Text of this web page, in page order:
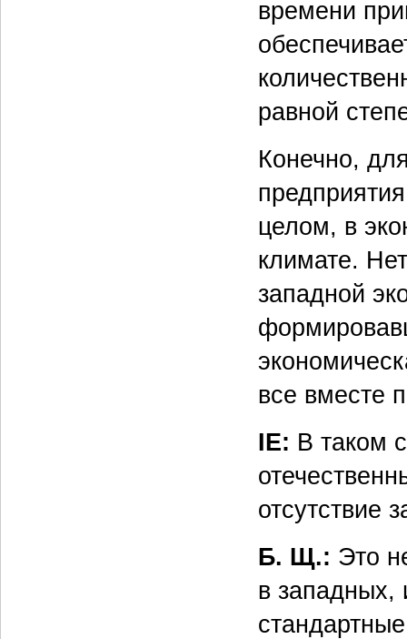
времени
равной
Конечно,
целом, в
климате.
западной
все вместе
IE: В таком
отсутствие
Б. Щ.: Это
в западных,